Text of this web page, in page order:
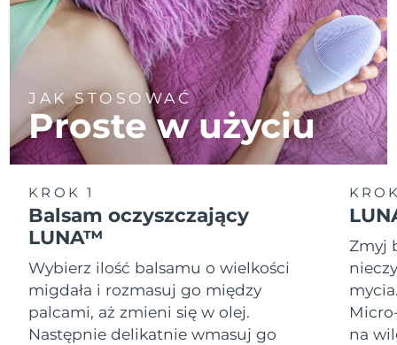
JAK STOSOWAĆ
Proste w użyciu
KROK 1
Balsam oczyszczający
LUNA™
Wybierz ilość balsamu o wielkości
migdała i rozmasuj go między
palcami, aż zmieni się w olej.
Następnie delikatnie wmasuj go
Zmyj
na